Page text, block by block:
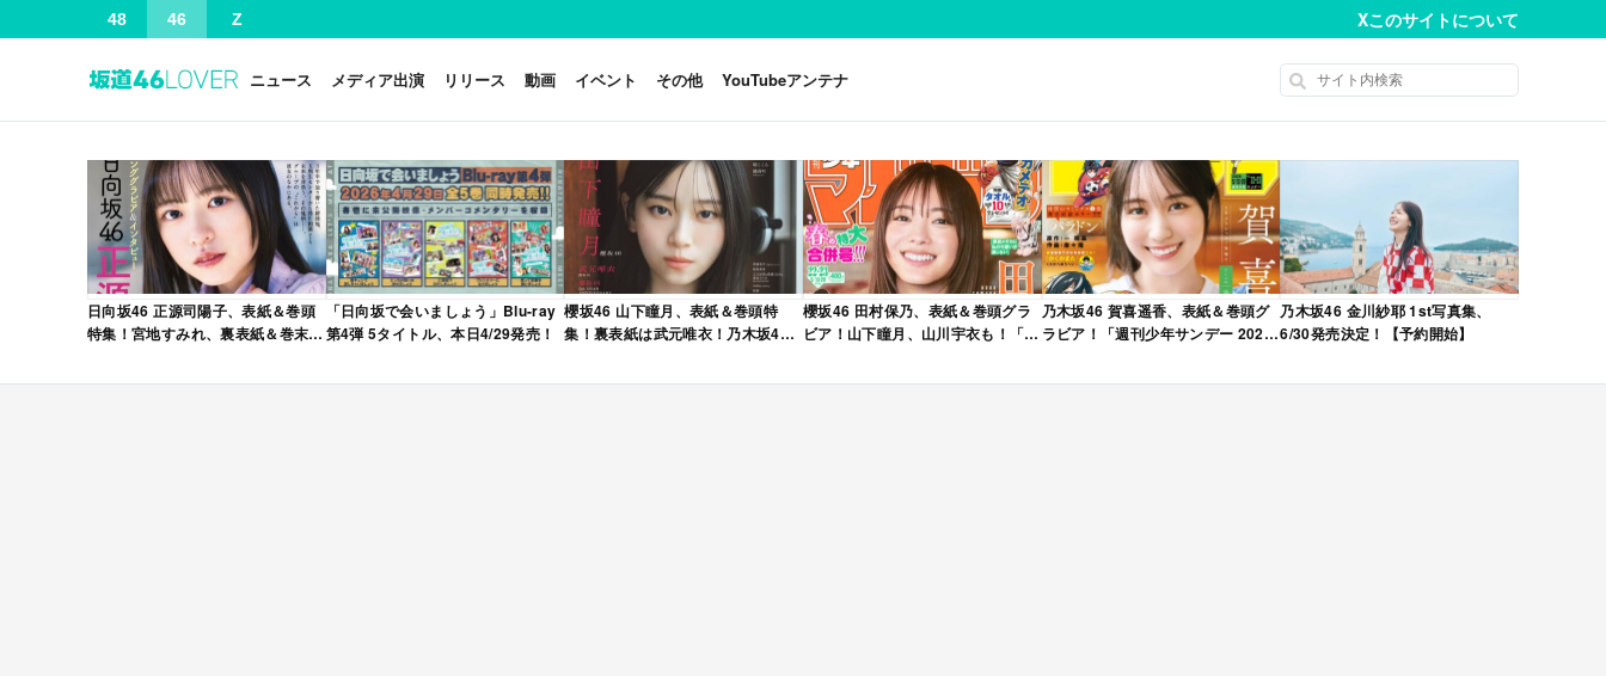
48 46 Z Xこのサイトについて
ニュース メディア出演 リリース 動画 イベント その他 YouTubeアンテナ
日向坂46 正源司陽子、表紙＆巻頭
特集！宮地すみれ、裏表紙＆巻末特
VOL.12」本日4/30発売！
「日向坂で会いましょう」Blu-ray
第4弾 5タイトル、本日4/29発売！
櫻坂46 山下瞳月、表紙＆巻頭特
集！裏表紙は武元唯衣！乃木坂46
6月号」本日4/28発売！
櫻坂46 田村保乃、表紙＆巻頭グラ
ビア！山下瞳月、山川宇衣も！「週
合併号」本日4/28発売！
乃木坂46 賀喜遥香、表紙＆巻頭グ
ラビア！「週刊少年サンデー 2026
売！
乃木坂46 金川紗耶 1st写真集、
6/30発売決定！【予約開始】